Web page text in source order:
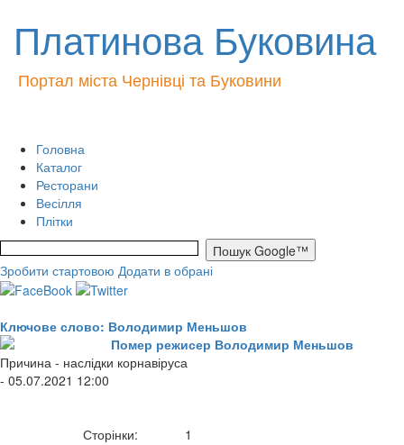
Платинова Буковина
Портал міста Чернівці та Буковини
Головна
Каталог
Ресторани
Весілля
Плітки
Зробити стартовою Додати в обрані
Ключове слово: Володимир Меньшов
Помер режисер Володимир Меньшов
Причина - наслідки корнавіруса
- 05.07.2021 12:00
Сторінки: 1